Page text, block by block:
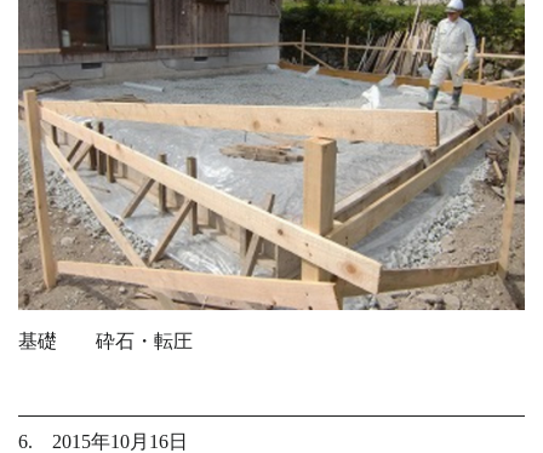
基礎 砕石・転圧
6. 2015年10月16日